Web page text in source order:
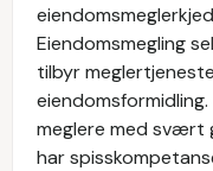
Eiendomsmegling
tilbyr
meglere med svært
har